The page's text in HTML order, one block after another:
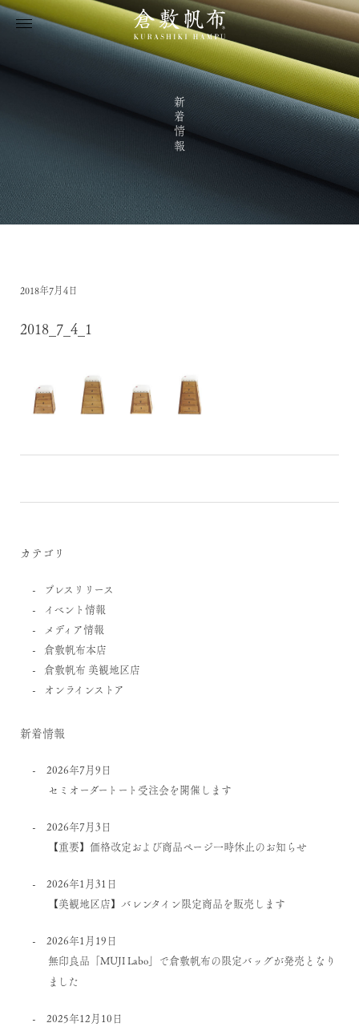
新着情報
2018年7月4日
2018_7_4_1
カテゴリ
プレスリリース
イベント情報
メディア情報
倉敷帆布本店
倉敷帆布 美観地区店
オンラインストア
新着情報
2026年7月9日
セミオーダートート受注会を開催します
2026年7月3日
【重要】価格改定および商品ページ一時休止のお知らせ
2026年1月31日
【美観地区店】バレンタイン限定商品を販売します
2026年1月19日
無印良品「MUJI Labo」で倉敷帆布の限定バッグが発売となり
ました
2025年12月10日